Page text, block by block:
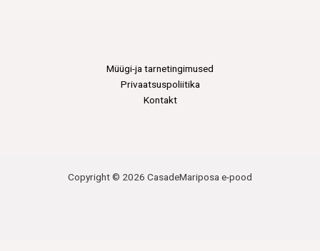
Müügi-ja tarnetingimused
Privaatsuspoliitika
Kontakt
Copyright © 2026 CasadeMariposa e-pood